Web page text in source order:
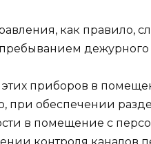
как пра­вило,
дежурного
этих приборов в
при обеспечении
в помещение с